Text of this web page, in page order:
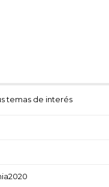
temas de interés